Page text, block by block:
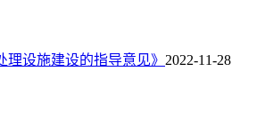
设施建设的指导意见》 2022-11-28